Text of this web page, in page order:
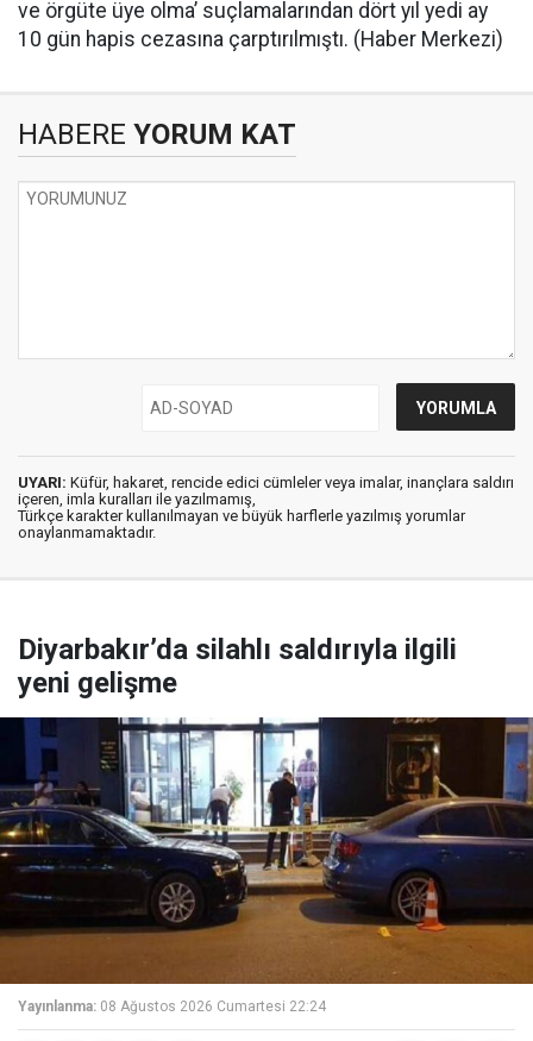
ve örgüte üye olma’ suçlamalarından dört yıl yedi ay
10 gün hapis cezasına çarptırılmıştı. (Haber Merkezi)
HABERE YORUM KAT
UYARI: Küfür, hakaret, rencide edici cümleler veya imalar, inançlara saldırı
içeren, imla kuralları ile yazılmamış,
Türkçe karakter kullanılmayan ve büyük harflerle yazılmış yorumlar
onaylanmamaktadır.
Diyarbakır’da silahlı saldırıyla ilgili
yeni gelişme
Yayınlanma: 08 Ağustos 2026 Cumartesi 22:24